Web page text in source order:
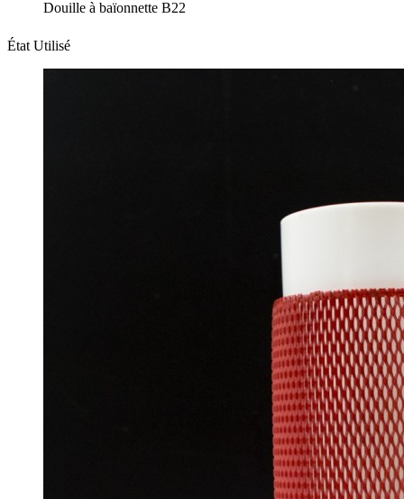
Douille à baïonnette B22
État Utilisé